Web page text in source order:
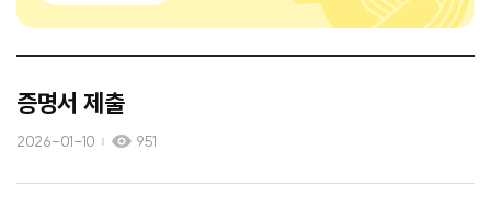
증명서 제출
2026-01-10 951